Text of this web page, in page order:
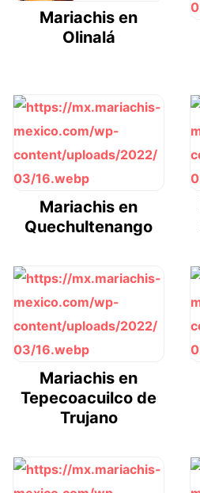
Mariachis en
Olinalá
Mariachis en
Quechultenango
Mariachis en
Tepecoacuilco de
Trujano